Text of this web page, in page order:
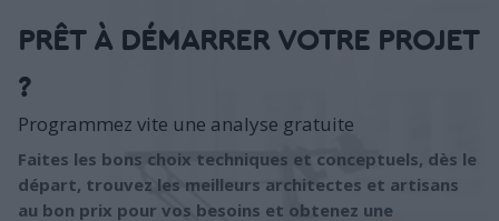
PRÊT À DÉMARRER VOTRE PROJET
?
Programmez vite une analyse gratuite
Faites les bons choix techniques et conceptuels, dès le
départ, trouvez les meilleurs architectes et artisans
au bon prix pour vos besoins et obtenez une